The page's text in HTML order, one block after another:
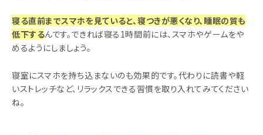
寝る直前までスマホを見ていると、寝つきが悪くなり、睡眠の質も
低下するんです。できれば寝る1時間前には、スマホやゲームをや
めるようにしましょう。
寝室にスマホを持ち込まないのも効果的です。代わりに読書や軽
いストレッチなど、リラックスできる習慣を取り入れてみてください
ね。